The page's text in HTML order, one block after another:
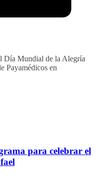
Día Mundial de la Alegría
Payamédicos en
para celebrar el